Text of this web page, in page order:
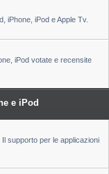
iPhone, iPod e Apple Tv.
iPod votate e recensite
e iPod
supporto per le applicazioni